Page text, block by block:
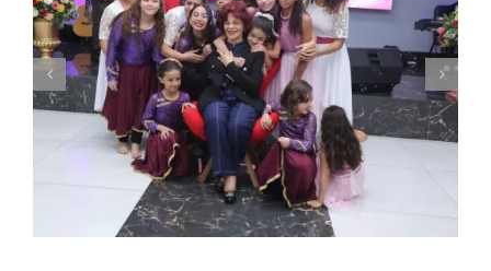
Missionária Graça Oliveira celebra 75 anos
em culto de ação de graças na Catedral
da Bênção